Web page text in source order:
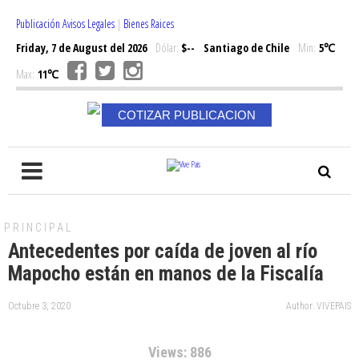
Publicación Avisos Legales | Bienes Raices
Friday, 7 de August del 2026Dólar: $-- Santiago de Chile Min: 5℃
Max: 11℃
COTIZAR PUBLICACION
PRINCIPAL
Antecedentes por caída de joven al río
Mapocho están en manos de la Fiscalía
Octubre 3, 2020 Author: VIVEPAIS
Views: 886